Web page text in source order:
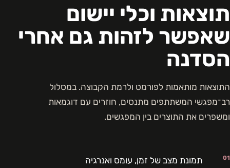
תוצאות וכלי יישום
שאפשר לזהות גם אחרי
הסדנה
התוצאות מותאמות לפורמט ולרמת הקבוצה. במסלול
רב־מפגשי המשתתפים מתנסים, חוזרים עם דוגמאות
ומשפרים את התוצרים בין המפגשים.
01 תמונת מצב של זמן, עומס ואנרגיה